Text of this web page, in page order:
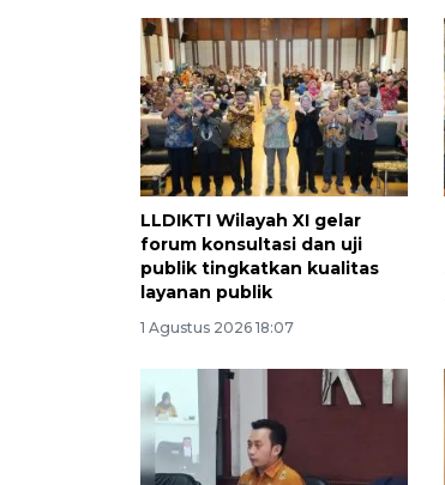
LLDIKTI Wilayah XI gelar
forum konsultasi dan uji
publik tingkatkan kualitas
layanan publik
1 Agustus 2026 18:07